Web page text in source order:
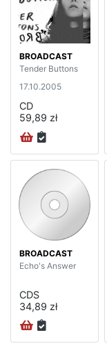
BROADCAST
Tender Buttons
17.10.2005
CD
59,89 zł
BROADCAST
Echo's Answer
CDS
34,89 zł